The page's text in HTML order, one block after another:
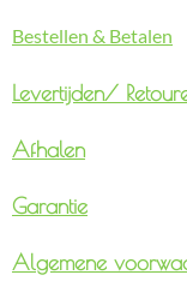
Bestellen & Betalen
Levertijden/
Afhalen
Garantie
Algemene